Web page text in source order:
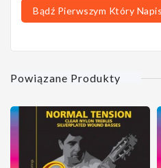
Bądź Pierwszym Który
Powiązane Produkty